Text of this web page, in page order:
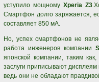
уступило мощному Xperia Z3
Смартфон долго заряжается,
составляет 850 мА.
Но, успех смартфонов не
работа инженеров компании
японской компании, таким как,
заслуги приписывают
ведь они не обладают